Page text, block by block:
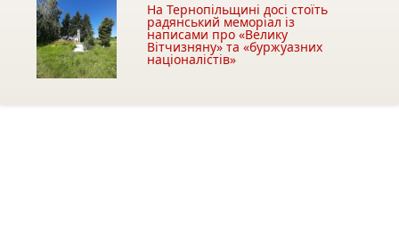
На Тернопільщині досі стоїть
радянський меморіал із
написами про «Велику
Вітчизняну» та «буржуазних
націоналістів»